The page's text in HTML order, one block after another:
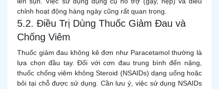
chỉnh hoạt động hàng ngày cũng rất quan trọng.
5.2. Điều Trị Dùng Thuốc Giảm Đau và
Chống Viêm
Thuốc giảm đau không kê đơn như Paracetamol thường là
lựa chọn đầu tay. Đối với cơn đau trung bình đến nặng,
thuốc chống viêm không Steroid (NSAIDs) dạng uống hoặc
bôi tại chỗ được sử dụng. Cần lưu ý, việc sử dụng NSAIDs